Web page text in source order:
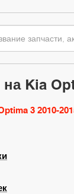
Kia
3 2010-